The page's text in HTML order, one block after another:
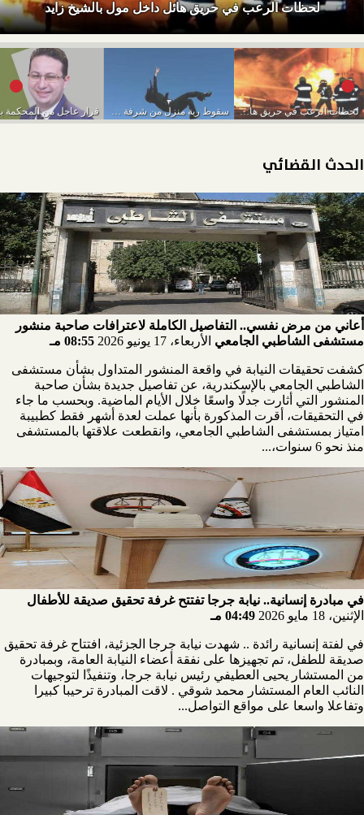
لحظات الرعب في حريق هائل داخل مول بالشيخ زايد
لحظات الرعب في حريق هائل داخل مول بالشيخ... سقوط ربة منزل من شرفة منزلها بأرض اللواء
الحدث القضائي
أعاني من مرض نفسي.. التفاصيل الكاملة لاعترافات صاحبة منشور
مستشفى الشاطبي الجامعي الأربعاء، 17 يونيو 2026 08:55 مـ
كشفت تحقيقات النيابة في واقعة المنشور المتداول بشأن مستشفى
الشاطبي الجامعي بالإسكندرية، عن تفاصيل جديدة بشأن صاحبة
المنشور التي أثارت جدلًا واسعًا خلال الأيام الماضية. وبحسب ما جاء
في التحقيقات، أقرت المذكورة بأنها عملت لعدة أشهر فقط كطبيبة
امتياز بمستشفى الشاطبي الجامعي، وانقطعت علاقتها بالمستشفى
منذ نحو 6 سنوات،...
في مبادرة إنسانية.. نيابة جرجا تفتتح غرفة تحقيق صديقة للأطفال
الإثنين، 18 مايو 2026
04:49 مـ
في لفتة إنسانية رائدة .. شهدت نيابة جرجا الجزئية، افتتاح غرفة تحقيق
صديقة للطفل، تم تجهيزها على نفقة أعضاء النيابة العامة، وبمبادرة
من المستشار يحيى العطيفي رئيس نيابة جرجا، وتنفيذًا لتوجيهات
النائب العام المستشار محمد شوقي . لاقت المبادرة ترحيبا كبيرا
وتفاعلا واسعا على مواقع التواصل...